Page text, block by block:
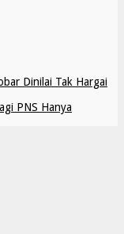
Dinilai Tak Hargai
PNS Hanya